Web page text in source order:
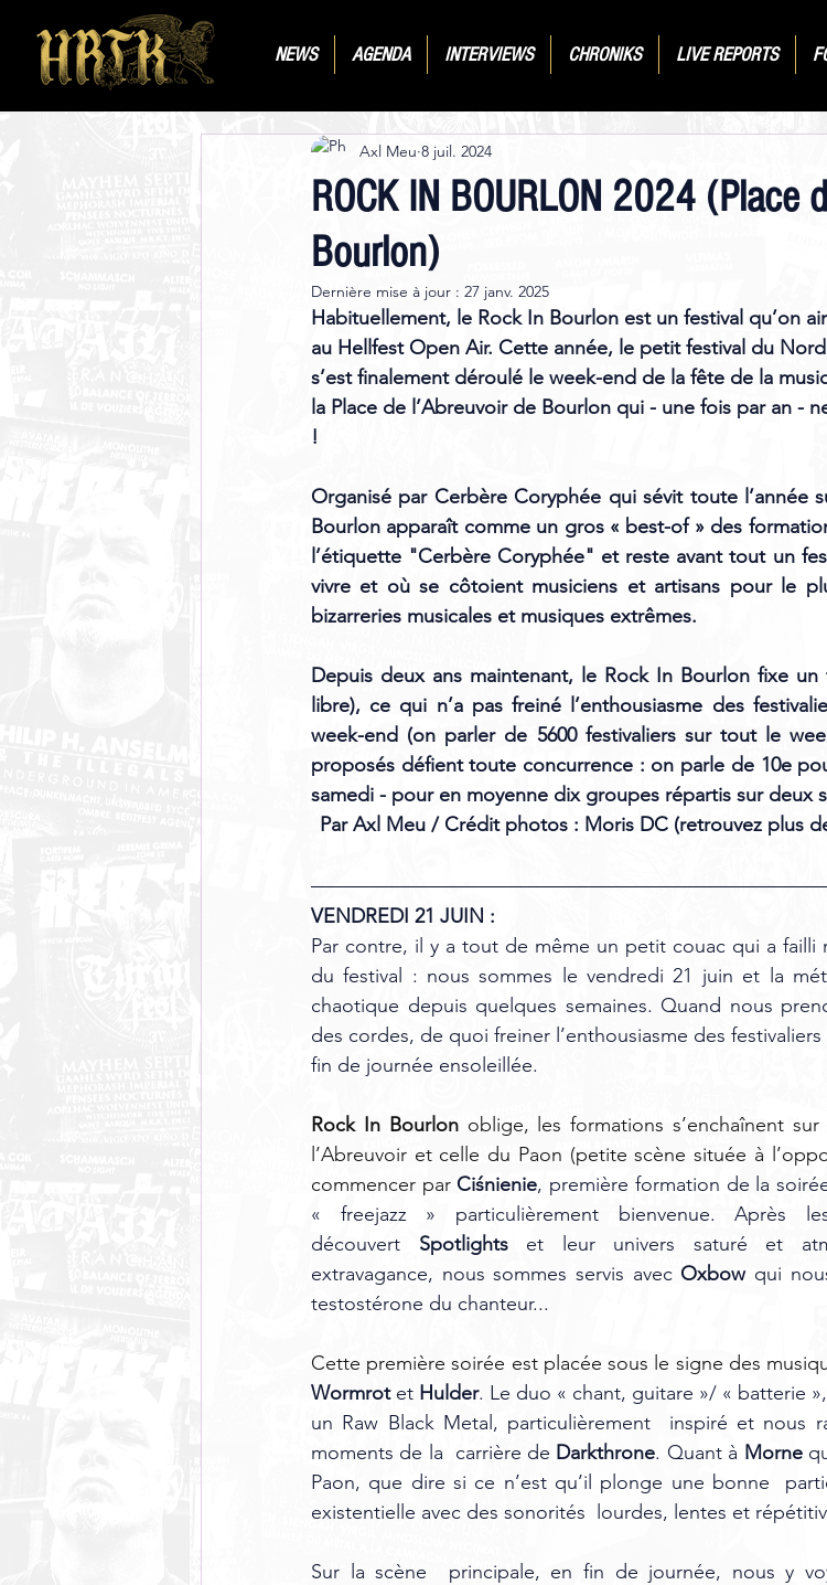
NEWS AGENDA INTERVIEWS CHRONIKS LIVE REPORTS
ROCK IN BOURLON 2024 (Place
Bourlon)
Axl Meu 8 juil. 2024
Dernière mise à jour : 27 janv. 2025
Habituellement, le Rock In Bourlon est un festival qu’on
au Hellfest Open Air. Cette année, le petit festival du
s’est finalement déroulé le week-end de la fête de la
la Place de l’Abreuvoir de Bourlon qui - une fois par an -
!
Organisé par Cerbère Coryphée qui sévit toute l’année
Bourlon apparaît comme un gros « best-of » des
l’étiquette "Cerbère Coryphée" et reste avant tout un
vivre et où se côtoient musiciens et artisans pour le
bizarreries musicales et musiques extrêmes.
Depuis deux ans maintenant, le Rock In Bourlon fixe
libre), ce qui n’a pas freiné l’enthousiasme des
week-end (on parler de 5600 festivaliers sur tout le
proposés défient toute concurrence : on parle de 10e
samedi - pour en moyenne dix groupes répartis sur deux
Par Axl Meu / Crédit photos : Moris DC (retrouvez plus
VENDREDI 21 JUIN :
Par contre, il y a tout de même un petit couac qui a failli
du festival : nous sommes le vendredi 21 juin et la
chaotique depuis quelques semaines. Quand nous
des cordes, de quoi freiner l’enthousiasme des
fin de journée ensoleillée.
Rock In Bourlon oblige, les formations s’enchaînent
l’Abreuvoir et celle du Paon (petite scène située à
commencer par Ciśnienie, première formation de la
« freejazz » particulièrement bienvenue. Après
découvert Spotlights et leur univers saturé et
extravagance, nous sommes servis avec Oxbow qui
testostérone du chanteur...
Cette première soirée est placée sous le signe des
Wormrot et Hulder. Le duo « chant, guitare »/ « batterie »,
un Raw Black Metal, particulièrement  inspiré et nous
moments de la  carrière de Darkthrone. Quant à Morne
Paon, que dire si ce n’est qu’il plonge une bonne
existentielle avec des sonorités  lourdes, lentes et
Sur la scène  principale, en fin de journée, nous y